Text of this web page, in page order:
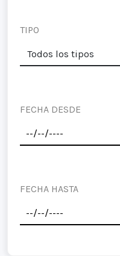
TIPO
FECHA DESDE
FECHA HASTA